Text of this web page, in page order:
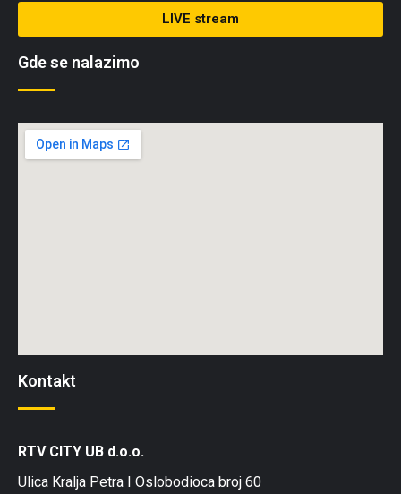
LIVE stream
Gde se nalazimo
Kontakt
RTV CITY UB d.o.o.
Ulica Kralja Petra I Oslobodioca broj 60